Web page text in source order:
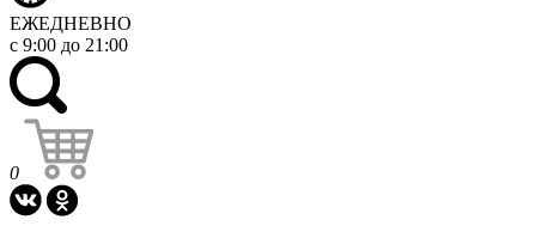
ЕЖЕДНЕВНО
с 9:00 до 21:00
0